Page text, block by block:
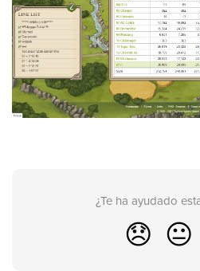
¿Te ha ayudado
😞 😐